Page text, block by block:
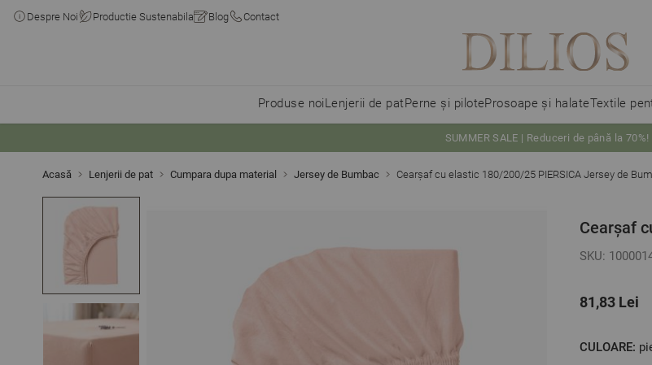
Despre Noi Productie Sustenabila Blog Contact
Produse noiLenjerii de patPerne și piloteProsoape și halateTextile
SUMMER SALE | Reduceri de până la 70%!
Acasă Lenjerii de pat Cumpara dupa material Jersey de Bumbac Cearșaf cu elastic 180/200/25 PIERSICA Jersey de
Cearșaf
SKU:
81,83 Lei
CULOARE: